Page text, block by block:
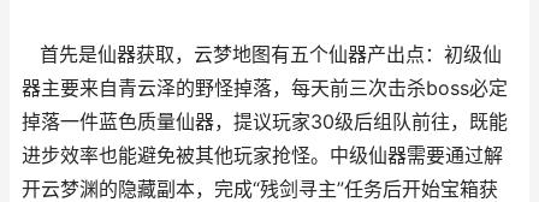
首先是仙器获取，云梦地图有五个仙器产出点：初级仙
器主要来自青云泽的野怪掉落，每天前三次击杀boss必定
掉落一件蓝色质量仙器，提议玩家30级后组队前往，既能
进步效率也能避免被其他玩家抢怪。中级仙器需要通过解
开云梦渊的隐藏副本，完成“残剑寻主”任务后开始宝箱获